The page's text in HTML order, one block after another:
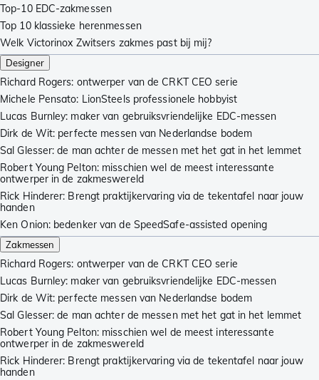
Top-10 EDC-zakmessen
Top 10 klassieke herenmessen
Welk Victorinox Zwitsers zakmes past bij mij?
Designer
Richard Rogers: ontwerper van de CRKT CEO serie
Michele Pensato: LionSteels professionele hobbyist
Lucas Burnley: maker van gebruiksvriendelijke EDC-messen
Dirk de Wit: perfecte messen van Nederlandse bodem
Sal Glesser: de man achter de messen met het gat in het lemmet
Robert Young Pelton: misschien wel de meest interessante
ontwerper in de zakmeswereld
Rick Hinderer: Brengt praktijkervaring via de tekentafel naar jouw
handen
Ken Onion: bedenker van de SpeedSafe-assisted opening
Zakmessen
Richard Rogers: ontwerper van de CRKT CEO serie
Lucas Burnley: maker van gebruiksvriendelijke EDC-messen
Dirk de Wit: perfecte messen van Nederlandse bodem
Sal Glesser: de man achter de messen met het gat in het lemmet
Robert Young Pelton: misschien wel de meest interessante
ontwerper in de zakmeswereld
Rick Hinderer: Brengt praktijkervaring via de tekentafel naar jouw
handen